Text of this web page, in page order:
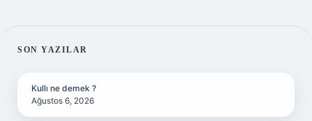
SIDEBAR
SON YAZILAR
Kullı ne demek ?
Ağustos 6, 2026